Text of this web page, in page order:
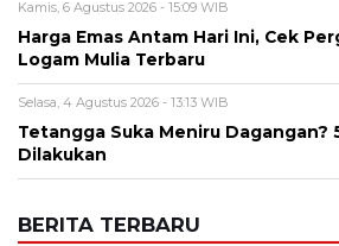
Kamis, 6 Agustus 2026 - 15:09 WIB
Harga Emas Antam Hari Ini, Cek
Logam Mulia Terbaru
Selasa, 4 Agustus 2026 - 13:13 WIB
Tetangga Suka Meniru Dagangan?
Dilakukan
BERITA TERBARU